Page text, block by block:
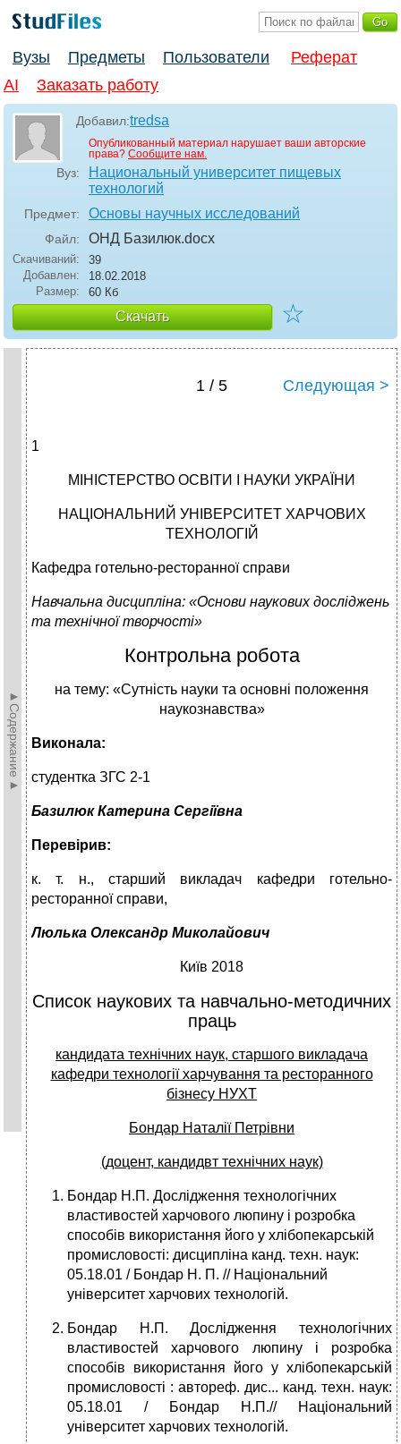
Вузы Предметы Пользователи
Реферат
AI
Заказать работу
Добавил:tredsa
Опубликованный материал нарушает ваши авторские
права? Сообщите нам.
Вуз:
Национальный университет пищевых
технологий
Предмет: Основы научных исследований
Файл: ОНД Базилюк.docx
Скачиваний:
39
Добавлен:
18.02.2018
Размер:
60 Кб
Скачать ☆
►Содержание►
1 / 5 Следующая >
1
МІНІСТЕРСТВО ОСВІТИ І НАУКИ УКРАЇНИ
НАЦІОНАЛЬНИЙ УНІВЕРСИТЕТ ХАРЧОВИХ
ТЕХНОЛОГІЙ
Кафедра готельно-ресторанної справи
Навчальна дисципліна: «Основи наукових досліджень
та технічної творчості»
Контрольна робота
на тему: «Сутність науки та основні положення
наукознавства»
Виконала:
студентка ЗГС 2-1
Базилюк Катерина Сергіївна
Перевірив:
к. т. н., старший викладач кафедри готельно-
ресторанної справи,
Люлька Олександр Миколайович
Київ 2018
Список наукових та навчально-методичних
праць
кандидата технічних наук, старшого викладача
кафедри технології харчування та ресторанного
бізнесу НУХТ
Бондар Наталії Петрівни
(доцент, кандидвт технічних наук)
Бондар Н.П. Дослідження технологічних
властивостей харчового люпину і розробка
способів використання його у хлібопекарській
промисловості: дисципліна канд. техн. наук:
05.18.01 / Бондар Н. П. // Національний
університет харчових технологій.
Бондар Н.П. Дослідження технологічних
властивостей харчового люпину і розробка
способів використання його у хлібопекарській
промисловості : автореф. дис... канд. техн. наук:
05.18.01 / Бондар Н.П.// Національний
університет харчових технологій.